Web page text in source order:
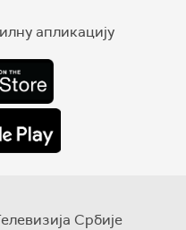
апликацију
Србије